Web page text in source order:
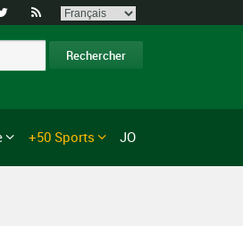

+50 Sports JO